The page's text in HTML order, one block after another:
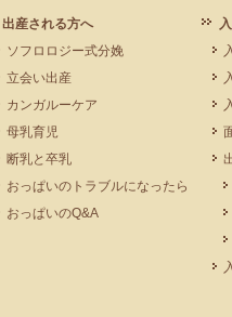
出産される方へ
ソフロロジー式分娩
立会い出産
カンガルーケア
母乳育児
断乳と卒乳
おっぱいのトラブルになったら
おっぱいのQ&A